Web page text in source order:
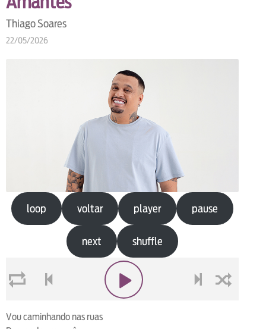
Thiago Soares
22/05/2026
loop voltar player pause
next shuffle
Vou caminhando nas ruas